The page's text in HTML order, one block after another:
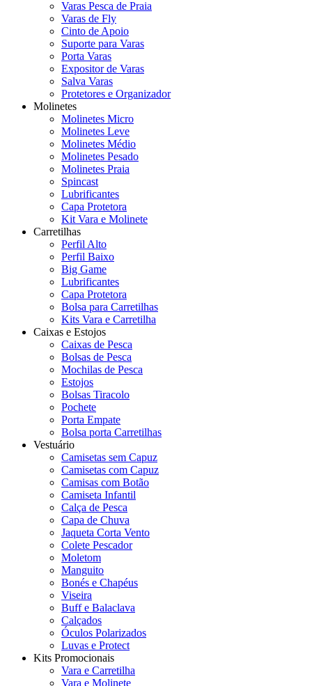
Varas Pesca de Praia
Varas de Fly
Cinto de Apoio
Suporte para Varas
Porta Varas
Expositor de Varas
Salva Varas
Protetores e Organizador
Molinetes
Molinetes Micro
Molinetes Leve
Molinetes Médio
Molinetes Pesado
Molinetes Praia
Spincast
Lubrificantes
Capa Protetora
Kit Vara e Molinete
Carretilhas
Perfil Alto
Perfil Baixo
Big Game
Lubrificantes
Capa Protetora
Bolsa para Carretilhas
Kits Vara e Carretilha
Caixas e Estojos
Caixas de Pesca
Bolsas de Pesca
Mochilas de Pesca
Estojos
Bolsas Tiracolo
Pochete
Porta Empate
Bolsa porta Carretilhas
Vestuário
Camisetas sem Capuz
Camisetas com Capuz
Camisas com Botão
Camiseta Infantil
Calça de Pesca
Capa de Chuva
Jaqueta Corta Vento
Colete Pescador
Moletom
Manguito
Bonés e Chapéus
Viseira
Buff e Balaclava
Calçados
Óculos Polarizados
Luvas e Protect
Kits Promocionais
Vara e Carretilha
Vara e Molinete